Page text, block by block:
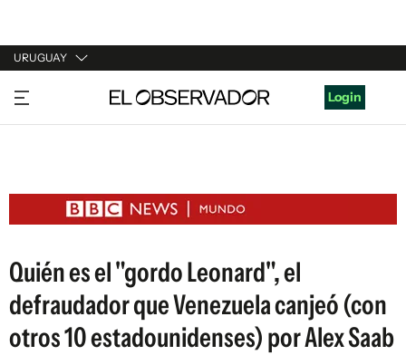
URUGUAY
URUGUAY
ARGENTINA
ESTADOS UNIDOS
Login
Quién es el "gordo Leonard", el
defraudador que Venezuela canjeó (con
otros 10 estadounidenses) por Alex Saab